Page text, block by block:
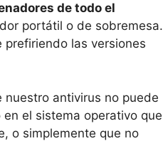
de todo el
portátil o de sobremesa.
prefiriendo las versiones
nuestro antivirus no puede
el sistema operativo que
o simplemente que no